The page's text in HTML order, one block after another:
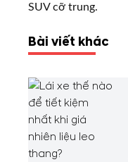
SUV cỡ trung.
Bài viết khác